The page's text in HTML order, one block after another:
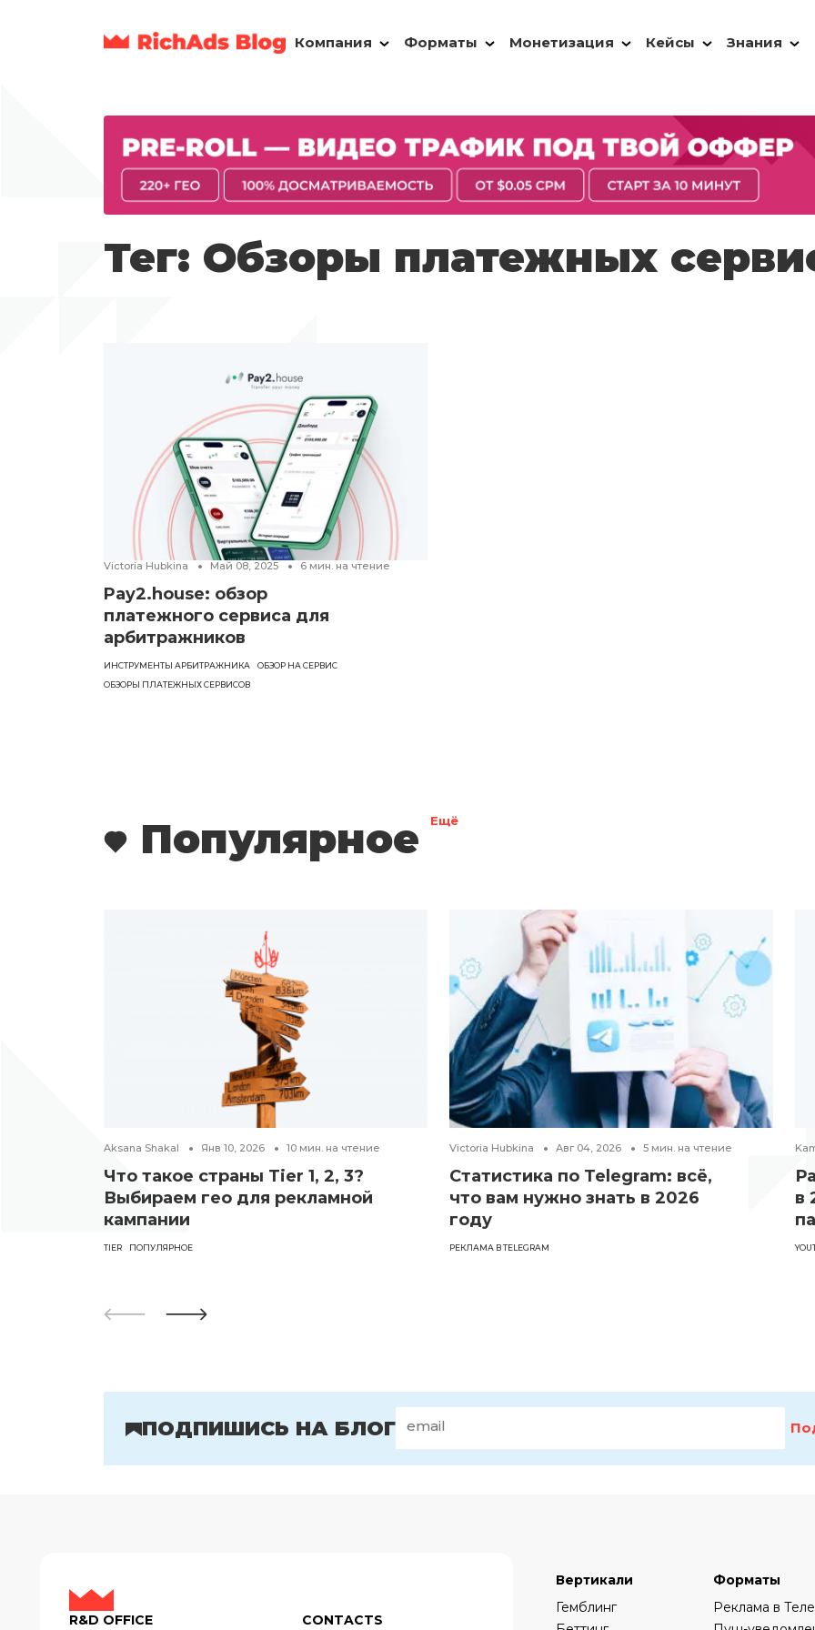
Компания Форматы Монетизация Кейсы Знания
Тег: Обзоры платежных
Victoria Hubkina Май 08, 2025 6 мин. на чтение
Pay2.house: обзор
платежного сервиса для
арбитражников
ИНСТРУМЕНТЫ АРБИТРАЖНИКА
ОБЗОР НА СЕРВИС
ОБЗОРЫ ПЛАТЕЖНЫХ СЕРВИСОВ
Популярное Ещё
Aksana Shakal Янв 10, 2026 10 мин. на чтение
Что такое страны Tier 1, 2, 3?
Выбираем гео для рекламной
кампании
TIER ПОПУЛЯРНОЕ
Victoria Hubkina Авг 04, 2026 5 мин. на чтение
Статистика по Telegram: всё,
что вам нужно знать в 2026
году
РЕКЛАМА В TELEGRAM
в
ПОДПИШИСЬ НА БЛОГ
R&D OFFICE CONTACTS
Вертикали
Гемблинг
Форматы
Реклама в